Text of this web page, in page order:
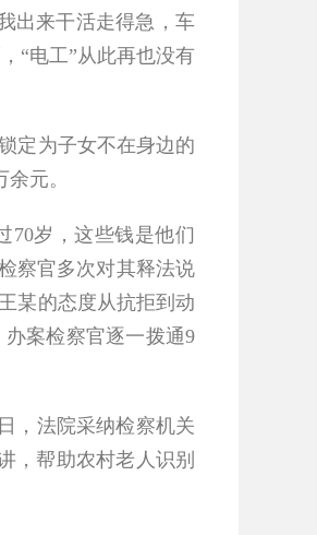
出来干活走得急，车
“电工”从此再也没有
定为子女不在身边的
元。
岁，这些钱是他们
察官多次对其释法说
某的态度从抗拒到动
案检察官逐一拨通9
，法院采纳检察机关
，帮助农村老人识别